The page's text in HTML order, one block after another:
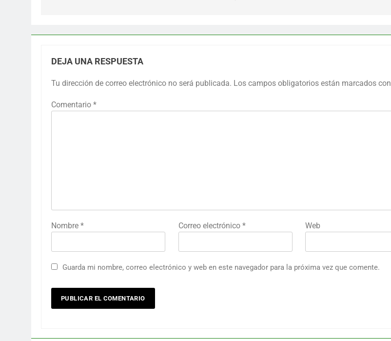
DEJA UNA RESPUESTA
Tu dirección de correo electrónico no será publicada. Los campos obligatorios están marcados con
Comentario *
Nombre * Correo electrónico * Web
Guarda mi nombre, correo electrónico y web en este navegador para la próxima vez que comente.